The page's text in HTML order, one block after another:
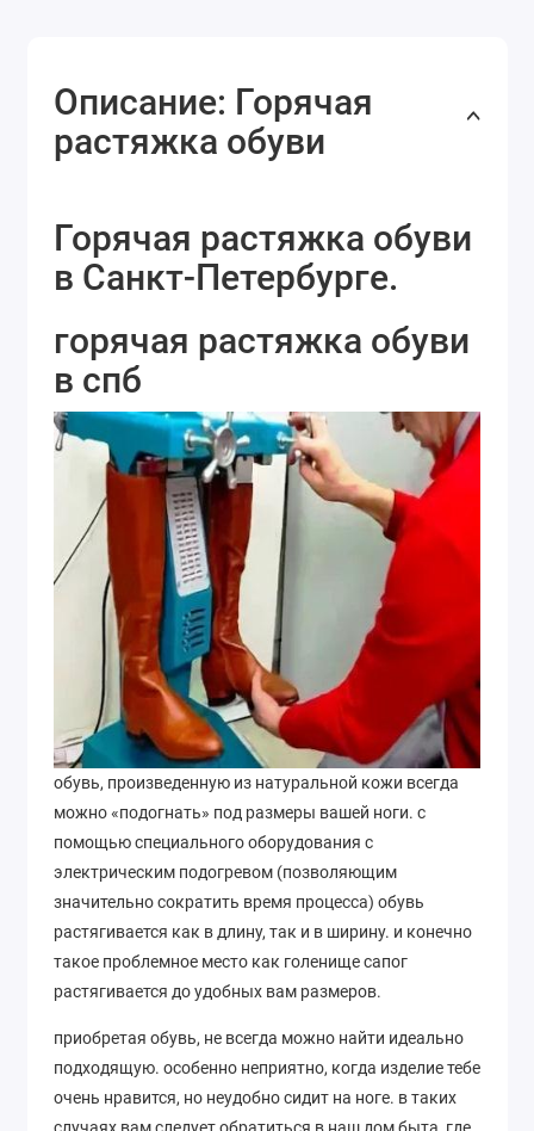
Описание: Горячая
растяжка обуви
Горячая растяжка обуви
в Санкт-Петербурге.
горячая растяжка обуви
в спб
обувь, произведенную из натуральной кожи всегда
можно «подогнать» под размеры вашей ноги. с
помощью специального оборудования с
электрическим подогревом (позволяющим
значительно сократить время процесса) обувь
растягивается как в длину, так и в ширину. и конечно
такое проблемное место как голенище сапог
растягивается до удобных вам размеров.
приобретая обувь, не всегда можно найти идеально
подходящую. особенно неприятно, когда изделие тебе
очень нравится, но неудобно сидит на ноге. в таких
случаях вам следует обратиться в наш дом быта, где